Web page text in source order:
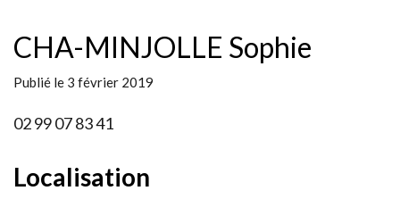
CHA-MINJOLLE Sophie
Publié le 3 février 2019
02 99 07 83 41
Localisation